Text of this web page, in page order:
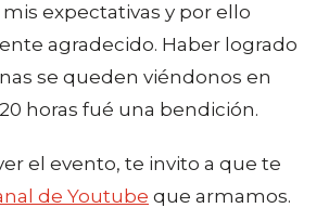
expectativas y por ello
agradecido. Haber logrado
se queden viéndonos en
horas fué una bendición.
el evento, te invito a que te
de Youtube que armamos.